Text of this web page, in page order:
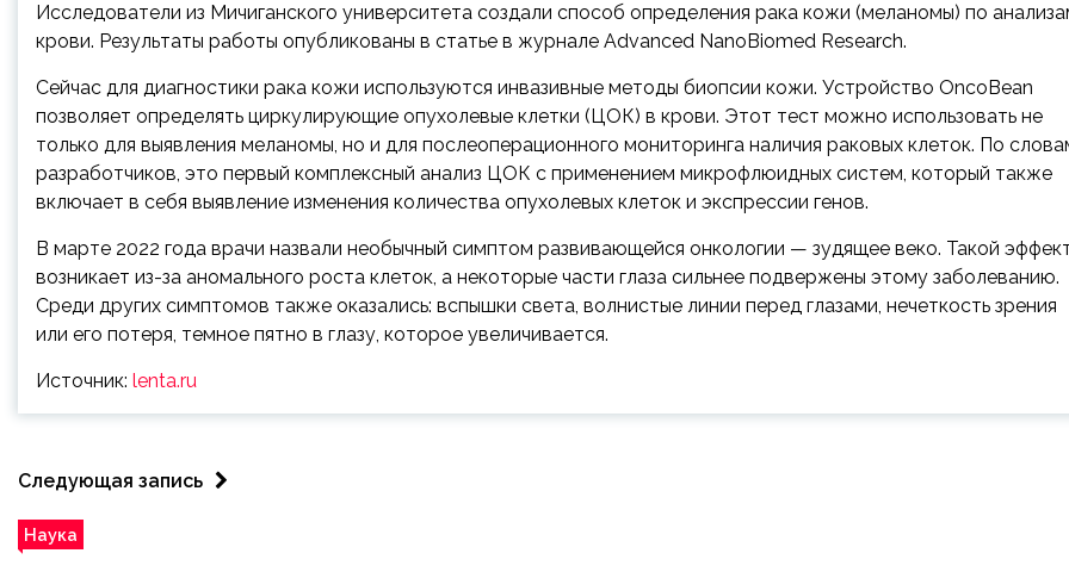
Исследователи из Мичиганского университета создали способ определения рака кожи (меланомы) по
крови. Результаты работы опубликованы в статье в журнале Advanced NanoBiomed Research.
Сейчас для диагностики рака кожи используются инвазивные методы биопсии кожи. Устройство OncoBean
позволяет определять циркулирующие опухолевые клетки (ЦОК) в крови. Этот тест можно использовать не
только для выявления меланомы, но и для послеоперационного мониторинга наличия раковых клеток. По
разработчиков, это первый комплексный анализ ЦОК с применением микрофлюидных систем, который также
включает в себя выявление изменения количества опухолевых клеток и экспрессии генов.
В марте 2022 года врачи назвали необычный симптом развивающейся онкологии — зудящее веко. Такой
возникает из-за аномального роста клеток, а некоторые части глаза сильнее подвержены этому заболеванию.
Среди других симптомов также оказались: вспышки света, волнистые линии перед глазами, нечеткость зрения
или его потеря, темное пятно в глазу, которое увеличивается.
Источник: lenta.ru
Следующая запись
Наука